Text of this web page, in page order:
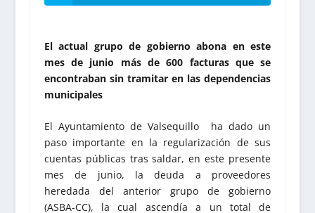
El actual grupo de gobierno abona en este
mes de junio más de 600 facturas que se
encontraban sin tramitar en las dependencias
municipales
El Ayuntamiento de Valsequillo ha dado un
paso importante en la regularización de sus
cuentas públicas tras saldar, en este presente
mes de junio, la deuda a proveedores
heredada del anterior grupo de gobierno
(ASBA-CC), la cual ascendía a un total de